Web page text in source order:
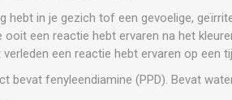
hebt in je gezich tof een gevoelige,
ooit een reactie hebt ervaren na het
verleden een reactie hebt ervaren op een
bevat fenyleendiamine (PPD). Bevat